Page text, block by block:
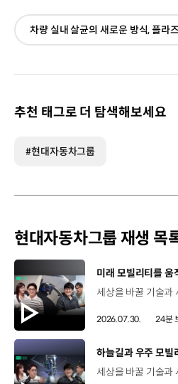
차량 실내 살균의 새로운 방식, 플라
추천 태그로 더 탐색해보세요
#현대자동차그룹
현대자동차그룹 재생 목
[동영상]
2026.07.30. 24분
[동영상]